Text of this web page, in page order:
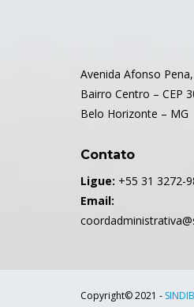
Avenida Afonso
Bairro Centro – CEP
Belo Horizonte – MG
Contato
Ligue: +55 31 3272-
Email:
Copyright© 2021 -